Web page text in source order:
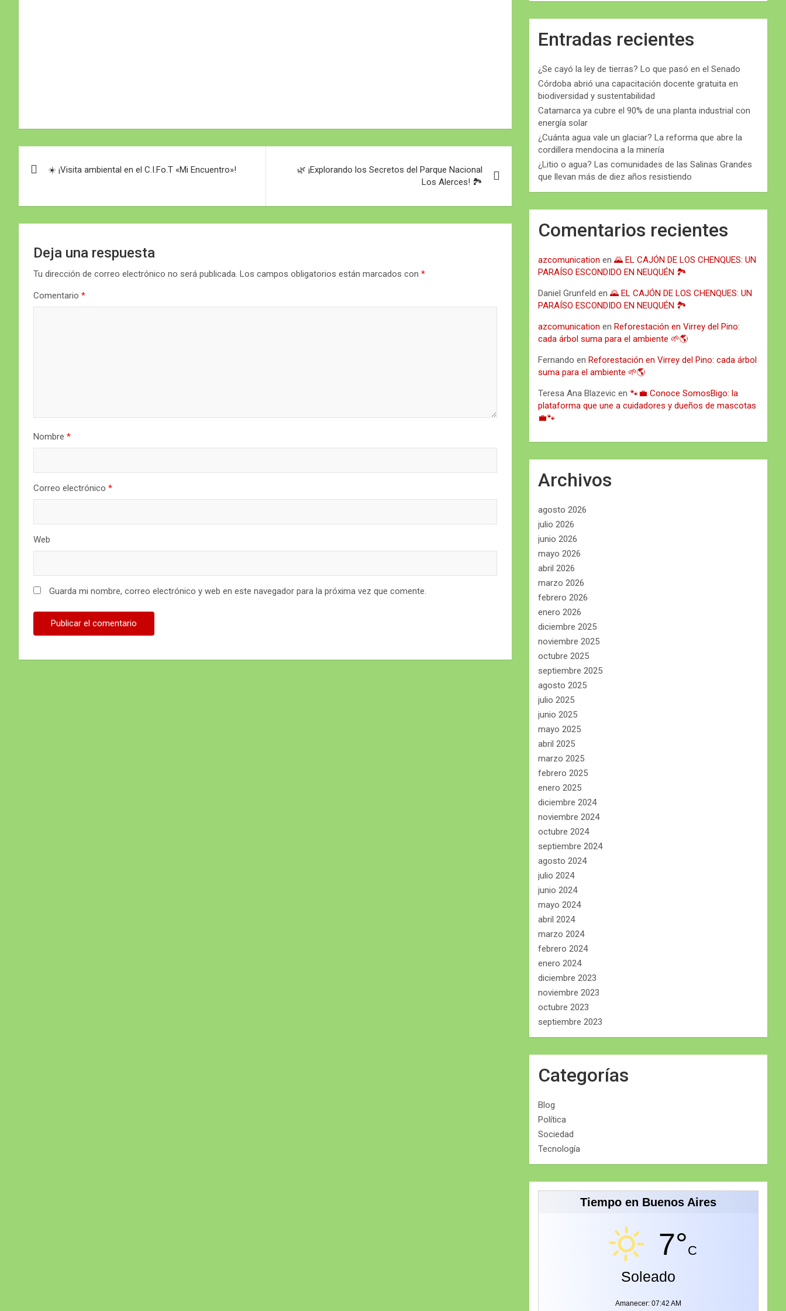
entradas
☀️ ¡Visita ambiental en el C.I.Fo.T «Mi Encuentro»!
🌿 ¡Explorando los Secretos del Parque Nacional
Los Alerces! 🏞️
Deja una respuesta
Tu dirección de correo electrónico no será publicada. Los campos obligatorios están marcados con *
Comentario *
Nombre *
Correo electrónico *
Web
Guarda mi nombre, correo electrónico y web en este navegador para la próxima vez que comente.
Entradas recientes
¿Se cayó la ley de tierras? Lo que pasó en el Senado
Córdoba abrió una capacitación docente gratuita en
biodiversidad y sustentabilidad
Catamarca ya cubre el 90% de una planta industrial con
energía solar
¿Cuánta agua vale un glaciar? La reforma que abre la
cordillera mendocina a la minería
¿Litio o agua? Las comunidades de las Salinas Grandes
que llevan más de diez años resistiendo
Comentarios recientes
azcomunication en🌄 EL CAJÓN DE LOS CHENQUES: UN
PARAÍSO ESCONDIDO EN NEUQUÉN 🏞️
Daniel Grunfeld en🌄 EL CAJÓN DE LOS CHENQUES: UN
PARAÍSO ESCONDIDO EN NEUQUÉN 🏞️
azcomunication en Reforestación en Virrey del Pino:
cada árbol suma para el ambiente 🌱🌎
Fernando en Reforestación en Virrey del Pino: cada árbol
suma para el ambiente 🌱🌎
Teresa Ana Blazevic en🐾💼 Conoce SomosBigo: la
plataforma que une a cuidadores y dueños de mascotas
💼🐾
Archivos
agosto 2026
julio 2026
junio 2026
mayo 2026
abril 2026
marzo 2026
febrero 2026
enero 2026
diciembre 2025
noviembre 2025
octubre 2025
septiembre 2025
agosto 2025
julio 2025
junio 2025
mayo 2025
abril 2025
marzo 2025
febrero 2025
enero 2025
diciembre 2024
noviembre 2024
octubre 2024
septiembre 2024
agosto 2024
julio 2024
junio 2024
mayo 2024
abril 2024
marzo 2024
febrero 2024
enero 2024
diciembre 2023
noviembre 2023
octubre 2023
septiembre 2023
Categorías
Blog
Política
Sociedad
Tecnología
Tiempo en Buenos Aires
7°C
Soleado
Amanecer: 07:42 AM